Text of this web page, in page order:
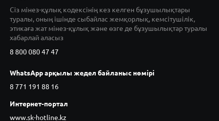
Сіз мінез-құлық кодексінің кез келген бұзушылықтары
туралы, оның ішінде сыбайлас жемқорлық, кемсітушілік,
этикаға жат мінез-құлық және өзге де бұзушылықтар туралы
хабарлай аласыз
8 800 080 47 47
WhatsApp арқылы жедел байланыс нөмірі
8 771 191 88 16
Интернет-портал
www.sk-hotline.kz